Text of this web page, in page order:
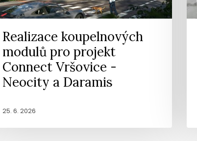
Realizace koupelnových
modulů pro projekt
Connect Vršovice -
Neocity a Daramis
25. 6. 2026